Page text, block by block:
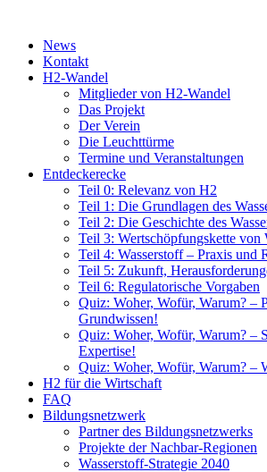
News
Kontakt
H2-Wandel
Mitglieder von H2-Wandel
Das Projekt
Der Verein
Die Leuchttürme
Termine und Veranstaltungen
Entdeckerecke
Teil 0: Relevanz von H2
Teil 1: Die Grundlagen des
Teil 2: Die Geschichte des
Teil 3: Wertschöpfungskette von
Teil 4: Wasserstoff – Praxis und
Teil 5: Zukunft,
Teil 6: Regulatorische Vorgaben
Quiz: Woher, Wofür, Warum? –
Grundwissen!
Quiz: Woher, Wofür, Warum? –
Expertise!
Quiz: Woher, Wofür, Warum? –
H2 für die Wirtschaft
FAQ
Bildungsnetzwerk
Partner des Bildungsnetzwerks
Projekte der Nachbar-Regionen
Wasserstoff-Strategie 2040